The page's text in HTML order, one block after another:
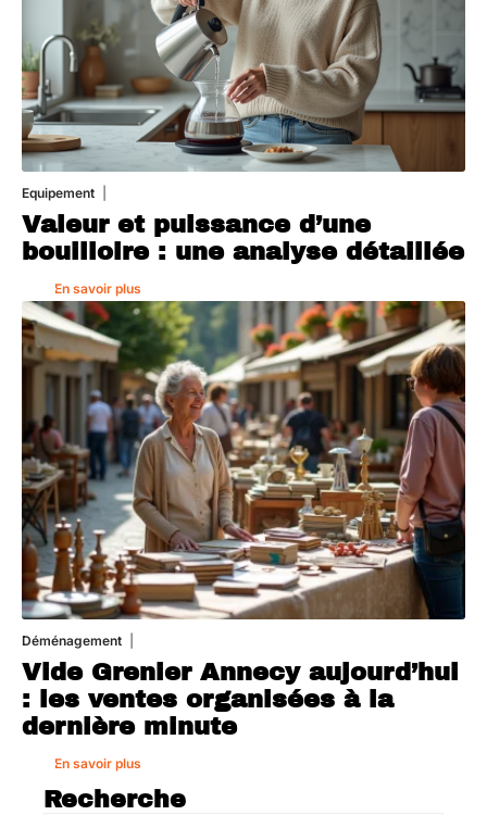
Equipement
Valeur et puissance d’une
bouilloire : une analyse détaillée
En savoir plus
Déménagement
Vide Grenier Annecy aujourd’hui
: les ventes organisées à la
dernière minute
En savoir plus
Recherche